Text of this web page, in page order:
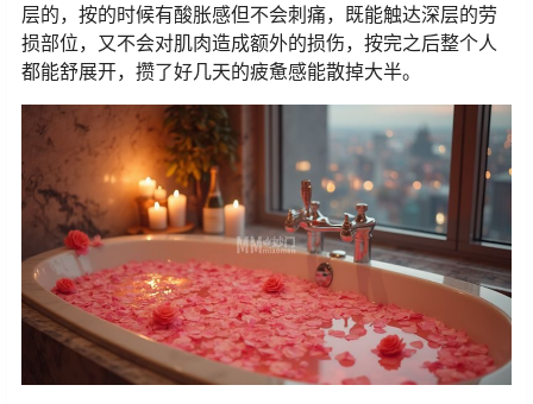
层的，按的时候有酸胀感但不会刺痛，既能触达深层的劳
损部位，又不会对肌肉造成额外的损伤，按完之后整个人
都能舒展开，攒了好几天的疲惫感能散掉大半。